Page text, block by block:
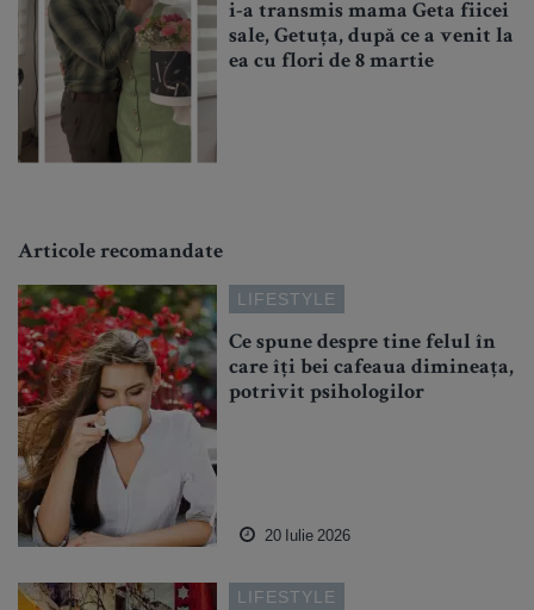
i-a transmis mama Geta fiicei
sale, Getuța, după ce a venit la
ea cu flori de 8 martie
Articole recomandate
LIFESTYLE
Ce spune despre tine felul în
care îți bei cafeaua dimineața,
potrivit psihologilor
20 Iulie 2026
LIFESTYLE